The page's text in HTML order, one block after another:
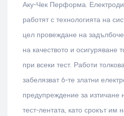
Аку-Чек Перформа.
работят с технологията на
цел провеждане на
на качеството и осигуряване
при всеки тест. Работи
забелязват 6-те златни
предупреждение за изтичане
тест-лентата, като срокът им